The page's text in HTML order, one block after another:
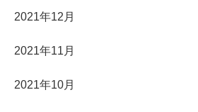
2021年12月
2021年11月
2021年10月